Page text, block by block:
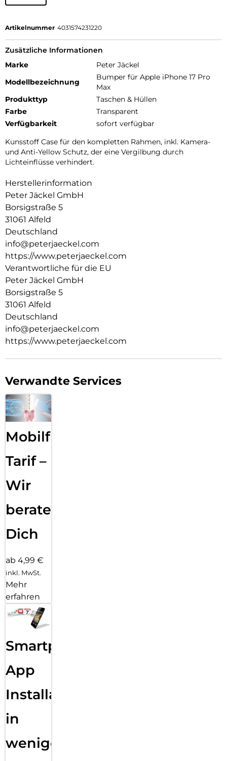
Artikelnummer 4031574231220
Zusätzliche Informationen
Marke
Peter Jäckel
Modellbezeichnung
Bumper für Apple iPhone 17 Pro
Max
Produkttyp
Taschen & Hüllen
Farbe
Transparent
Verfügbarkeit
sofort verfügbar
Kunsstoff Case für den kompletten Rahmen, inkl. Kamera-
und Anti-Yellow Schutz, der eine Vergilbung durch
Lichteinflüsse verhindert.
Herstellerinformation
Peter Jäckel GmbH
Borsigstraße 5
31061 Alfeld
Deutschland
info@peterjaeckel.com
https://www.peterjaeckel.com
Verantwortliche für die EU
Peter Jäckel GmbH
Borsigstraße 5
31061 Alfeld
Deutschland
info@peterjaeckel.com
https://www.peterjaeckel.com
Verwandte Services
Mobilfunk
Tarif –
Wir
beraten
Dich
ab 4,99 €
inkl. MwSt.
Mehr
erfahren
Smartphone
App
Installation
in
wenigen